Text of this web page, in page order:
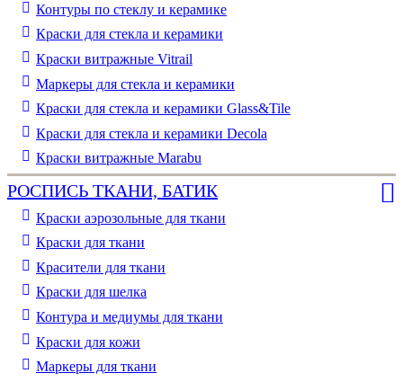
Контуры по стеклу и керамике
Краски для стекла и керамики
Краски витражные Vitrail
Маркеры для стекла и керамики
Краски для стекла и керамики Glass&Tile
Краски для стекла и керамики Decola
Краски витражные Marabu
РОСПИСЬ ТКАНИ, БАТИК
Краски аэрозольные для ткани
Краски для ткани
Красители для ткани
Краски для шелка
Контура и медиумы для ткани
Краски для кожи
Маркеры для ткани